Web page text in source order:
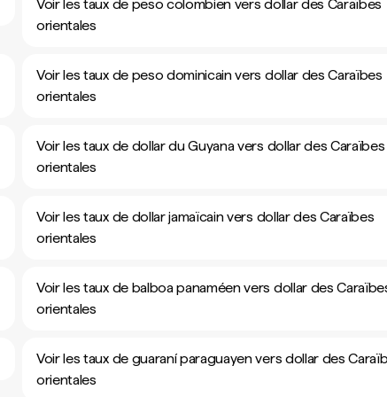
Voir les taux de peso colombien vers dollar des Caraïbes
orientales
Voir les taux de peso dominicain vers dollar des Caraïbes
orientales
Voir les taux de dollar du Guyana vers dollar des Caraïbes
orientales
Voir les taux de dollar jamaïcain vers dollar des Caraïbes
orientales
Voir les taux de balboa panaméen vers dollar des
orientales
Voir les taux de guaraní paraguayen vers dollar des
orientales